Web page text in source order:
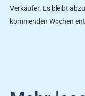
Verkäufer. Es bleibt
kommenden Wochen